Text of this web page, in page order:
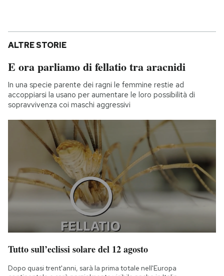
ALTRE STORIE
E ora parliamo di fellatio tra aracnidi
In una specie parente dei ragni le femmine restie ad
accoppiarsi la usano per aumentare le loro possibilità di
sopravvivenza coi maschi aggressivi
Tutto sull’eclissi solare del 12 agosto
Dopo quasi trent'anni, sarà la prima totale nell'Europa